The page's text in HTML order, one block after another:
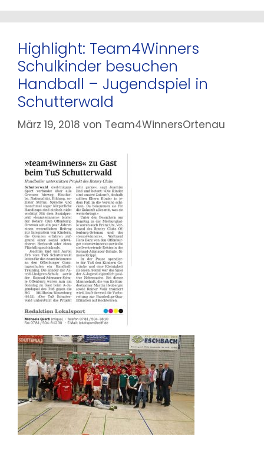
Highlight: Team4Winners
Schulkinder besuchen
Handball – Jugendspiel in
Schutterwald
März 19, 2018 von Team4WinnersOrtenau